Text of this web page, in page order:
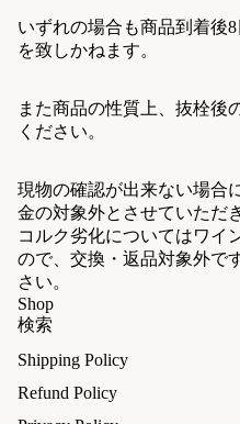
いずれの場合も商品到着後
を致しかねます。
また商品の性質上、抜栓後
ください。
現物の確認が出来ない場合
金の対象外とさせていただ
コルク劣化についてはワイ
ので、交換・返品対象外で
さい。
Shop
検索
Shipping Policy
Refund Policy